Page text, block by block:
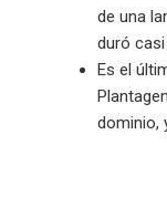
de una
duró
Es el
dominio,